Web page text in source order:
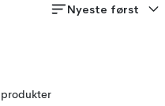
Nyeste først
produkter